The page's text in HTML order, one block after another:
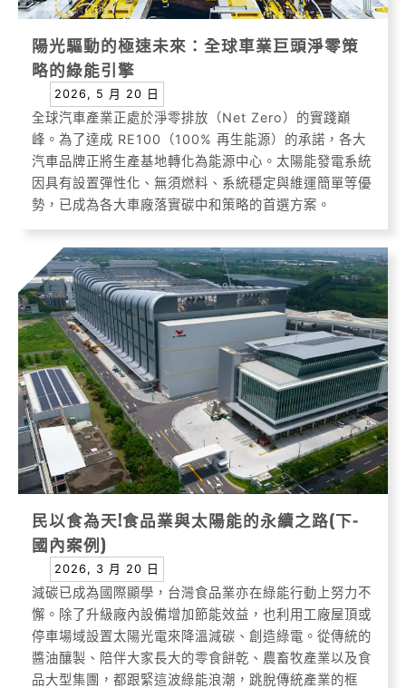
陽光驅動的極速未來：全球車業巨頭淨零策
略的綠能引擎
2026, 5 月 20 日
全球汽車產業正處於淨零排放（Net Zero）的實踐巔
峰。為了達成 RE100（100% 再生能源）的承諾，各大
汽車品牌正將生產基地轉化為能源中心。太陽能發電系統
因具有設置彈性化、無須燃料、系統穩定與維運簡單等優
勢，已成為各大車廠落實碳中和策略的首選方案。
民以食為天!食品業與太陽能的永續之路(下-
國內案例)
2026, 3 月 20 日
減碳已成為國際顯學，台灣食品業亦在綠能行動上努力不
懈。除了升級廠內設備增加節能效益，也利用工廠屋頂或
停車場域設置太陽光電來降溫減碳、創造綠電。從傳統的
醬油釀製、陪伴大家長大的零食餅乾、農畜牧產業以及食
品大型集團，都跟緊這波綠能浪潮，跳脫傳統產業的框